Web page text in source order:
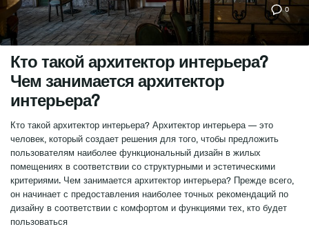
0
Кто такой архитектор интерьера?
Чем занимается архитектор
интерьера?
Кто такой архитектор интерьера? Архитектор интерьера — это
человек, который создает решения для того, чтобы предложить
пользователям наиболее функциональный дизайн в жилых
помещениях в соответствии со структурными и эстетическими
критериями. Чем занимается архитектор интерьера? Прежде всего,
он начинает с предоставления наиболее точных рекомендаций по
дизайну в соответствии с комфортом и функциями тех, кто будет
пользоваться